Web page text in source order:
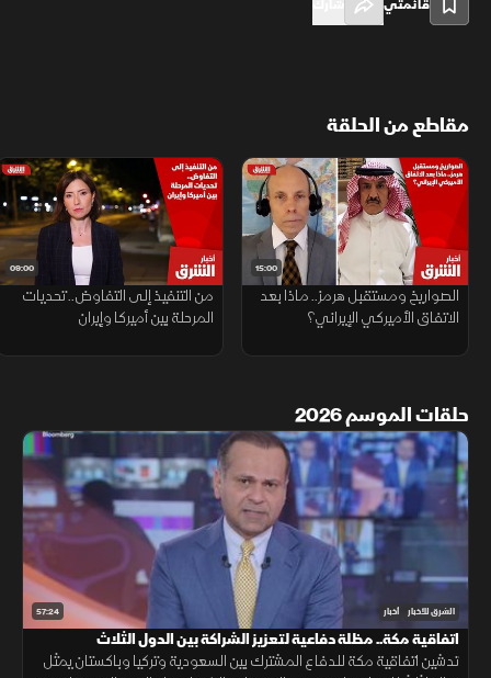
قائمتي
مقاطع من الحلقة
15:00
الصواريخ ومستقبل هرمز.. ماذا بعد
الاتفاق الأميركي الإيراني؟
09:00
من التنفيذ إلى التفاوض.. تحديات
المرحلة بين أميركا وإيران
حلقات الموسم 2026
57:24 الشرق للأخبار أخبار
اتفاقية مكة.. مظلة دفاعية لتعزيز الشراكة بين الدول الثلاث
تدشين اتفاقية مكة للدفاع المشترك بين السعودية وتركيا وباكستان يمثل